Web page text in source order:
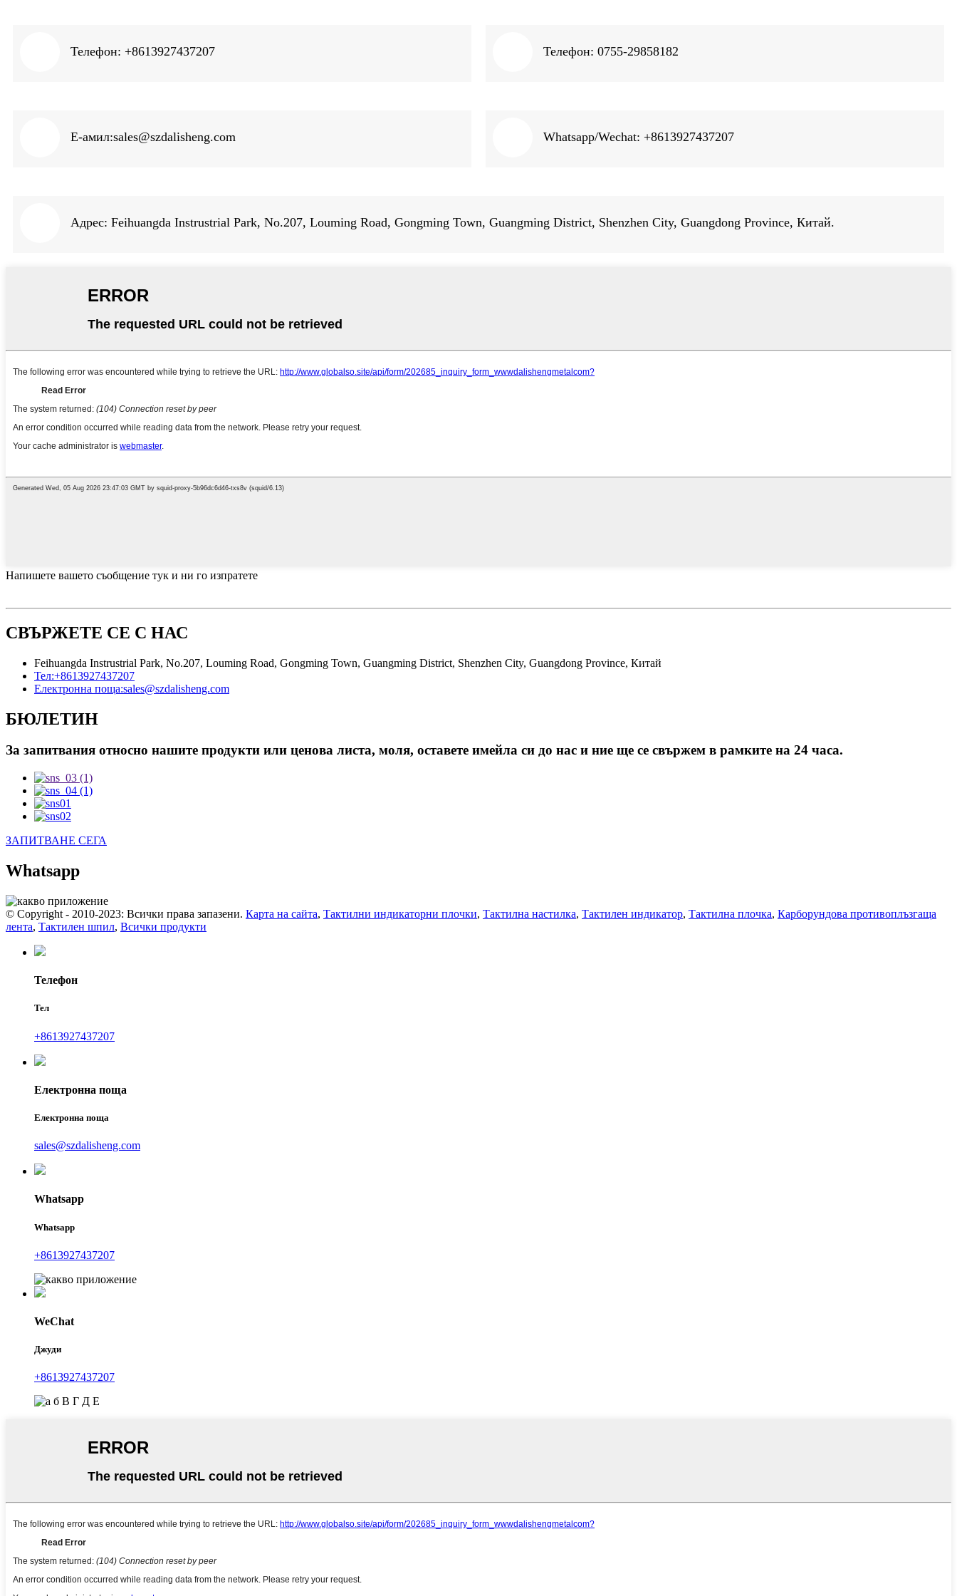
Телефон: +8613927437207 Телефон: 0755-29858182
Е-амил:sales@szdalisheng.com Whatsapp/Wechat: +8613927437207
Адрес: Feihuangda Instrustrial Park, No.207, Louming Road, Gongming Town, Guangming District, Shenzhen City, Guangdong Province, Китай.
Напишете вашето съобщение тук и ни го изпратете
СВЪРЖЕТЕ СЕ С НАС
Feihuangda Instrustrial Park, No.207, Louming Road, Gongming Town, Guangming District, Shenzhen City, Guangdong Province, Китай
Тел:+8613927437207
Електронна поща:sales@szdalisheng.com
БЮЛЕТИН
За запитвания относно нашите продукти или ценова листа, моля, оставете имейла си до нас и ние ще се свържем в рамките на 24 часа.
ЗАПИТВАНЕ СЕГА
Whatsapp
© Copyright - 2010-2023: Всички права запазени. Карта на сайта, Тактилни индикаторни плочки, Тактилна настилка, Тактилен индикатор, Тактилна плочка, Карборундова противоплъзгаща
лента, Тактилен шпил, Всички продукти
Телефон
Тел
+8613927437207
Електронна поща
Електронна поща
sales@szdalisheng.com
Whatsapp
Whatsapp
+8613927437207
WeChat
Джуди
+8613927437207